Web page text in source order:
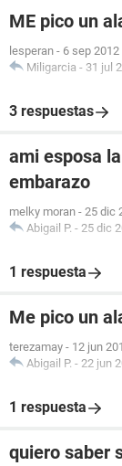
ME pico un
lesperan - 6 sep
Miligarcia - 31 jul
3 respuestas
ami esposa
embarazo
melky moran - 25 dic
Abigail P. - 25 dic
1 respuesta
Me pico un
terezamay - 12 jun
Abigail P. - 22 jun
1 respuesta
quiero saber